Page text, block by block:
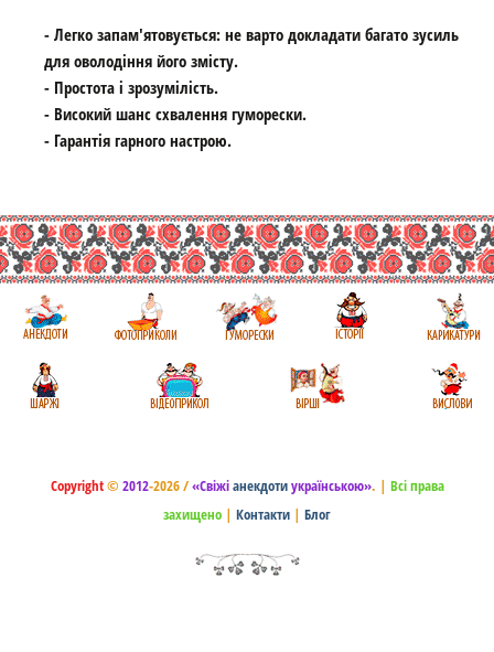
- Легко запам'ятовується: не варто докладати багато зусиль
для оволодіння його змісту.
- Простота і зрозумілість.
- Високий шанс схвалення гуморески.
- Гарантія гарного настрою.
Copyright© 2012-2026 /«Свіжіанекдотиукраїнською». | Всі права
захищено | Контакти | Блог